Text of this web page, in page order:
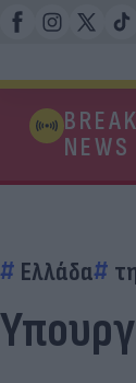
NEWS
Ελλάδα